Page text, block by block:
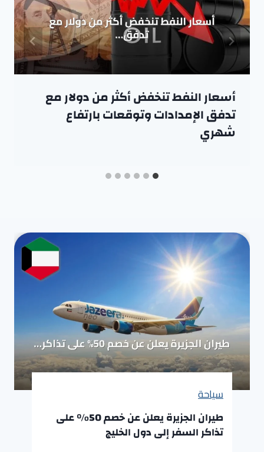
أسعار النفط تنخفض أكثر من دولار مع
تدفق الإمدادات وتوقعات بارتفاع
شهري
سياحة
طيران الجزيرة يعلن عن خصم 50% على
تذاكر السفر إلى دول الخليج